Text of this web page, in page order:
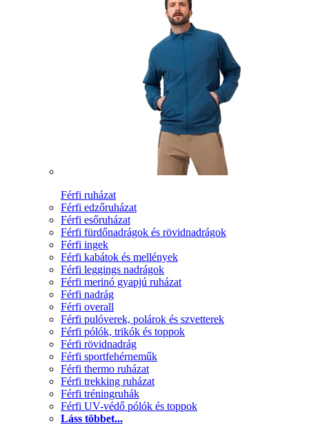
Férfi ruházat
Férfi edzőruházat
Férfi esőruházat
Férfi fürdőnadrágok és rövidnadrágok
Férfi ingek
Férfi kabátok és mellények
Férfi leggings nadrágok
Férfi merinó gyapjú ruházat
Férfi nadrág
Férfi overall
Férfi pulóverek, polárok és szvetterek
Férfi pólók, trikók és toppok
Férfi rövidnadrág
Férfi sportfehérneműk
Férfi thermo ruházat
Férfi trekking ruházat
Férfi tréningruhák
Férfi UV-védő pólók és toppok
Láss többet...